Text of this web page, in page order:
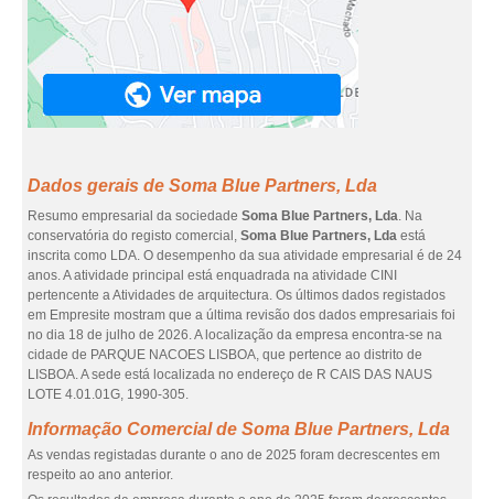
Dados gerais de Soma Blue Partners, Lda
Resumo empresarial da sociedade Soma Blue Partners, Lda. Na
conservatória do registo comercial, Soma Blue Partners, Lda está
inscrita como LDA. O desempenho da sua atividade empresarial é de 24
anos. A atividade principal está enquadrada na atividade CINI
pertencente a Atividades de arquitectura. Os últimos dados registados
em Empresite mostram que a última revisão dos dados empresariais foi
no dia 18 de julho de 2026. A localização da empresa encontra-se na
cidade de PARQUE NACOES LISBOA, que pertence ao distrito de
LISBOA. A sede está localizada no endereço de R CAIS DAS NAUS
LOTE 4.01.01G, 1990-305.
Informação Comercial de Soma Blue Partners, Lda
As vendas registadas durante o ano de 2025 foram decrescentes em
respeito ao ano anterior.